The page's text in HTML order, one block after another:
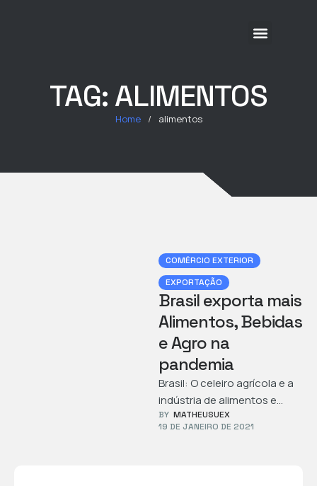
TAG: ALIMENTOS
Home / alimentos
COMÉRCIO EXTERIOR
EXPORTAÇÃO
Brasil exporta mais
Alimentos, Bebidas
e Agro na
pandemia
Brasil: O celeiro agrícola e a
indústria de alimentos e
bebidas do mundo? Entre
2019-2020, a exportação de
BY MATHEUSUEX
19 DE JANEIRO DE 2021